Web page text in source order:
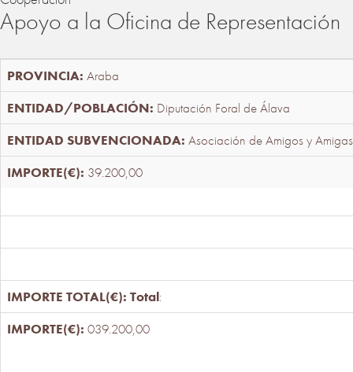
Apoyo a la Oficina de Representación
Araba
Diputación Foral de Álava
Asociación de Amigos y
39.200,00
Total:
039.200,00